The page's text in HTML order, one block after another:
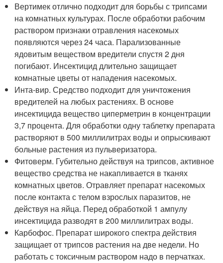
Вертимек отлично подходит для борьбы с трипсами
на комнатных культурах. После обработки рабочим
раствором признаки отравления насекомых
появляются через 24 часа. Парализованные
ядовитым веществом вредители спустя 2 дня
погибают. Инсектицид длительно защищает
комнатные цветы от нападения насекомых.
Инта-вир. Средство подходит для уничтожения
вредителей на любых растениях. В основе
инсектицида вещество циперметрин в концентрации
3,7 процента. Для обработки одну таблетку препарата
растворяют в 500 миллилитрах воды и опрыскивают
больные растения из пульверизатора.
Фитоверм. Губительно действуя на трипсов, активное
вещество средства не накапливается в тканях
комнатных цветов. Отравляет препарат насекомых
после контакта с телом взрослых паразитов, не
действуя на яйца. Перед обработкой 1 ампулу
инсектицида разводят в 200 миллилитрах воды.
Карбофос. Препарат широкого спектра действия
защищает от трипсов растения на две недели. Но
работать с токсичным раствором надо в перчатках.